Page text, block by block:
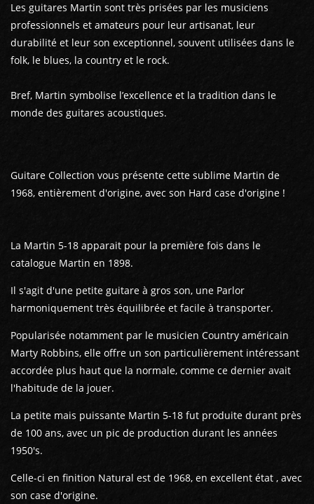
Les guitares Martin sont très prisées par les musiciens
professionnels et amateurs pour leur artisanat, leur
durabilité et leur son exceptionnel, souvent utilisées dans le
folk, le blues, la country et le rock.
Bref, Martin symbolise l’excellence et la tradition dans le
monde des guitares acoustiques.
Guitare Collection vous présente cette sublime Martin de
1968, entièrement d'origine, avec son Hard case d'origine !
La Martin 5-18 apparait pour la première fois dans le
catalogue Martin en 1898.
Il s'agit d'une petite guitare à gros son, une Parlor
harmoniquement très équilibrée et facile à transporter.
Popularisée notamment par le musicien Country américain
Marty Robbins, elle offre un son particulièrement intéressant
accordée plus haut que la normale, comme ce dernier avait
l'habitude de la jouer.
La petite mais puissante Martin 5-18 fut produite durant près
de 100 ans, avec un pic de production durant les années
1950's.
Celle-ci en finition Natural est de 1968, en excellent état , avec
son case d'origine.